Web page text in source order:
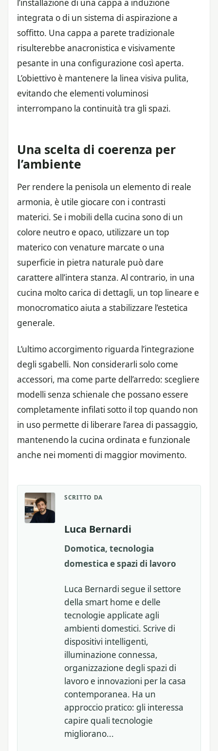
l’installazione di una cappa a induzione
integrata o di un sistema di aspirazione a
soffitto. Una cappa a parete tradizionale
risulterebbe anacronistica e visivamente
pesante in una configurazione così aperta.
L’obiettivo è mantenere la linea visiva pulita,
evitando che elementi voluminosi
interrompano la continuità tra gli spazi.
Una scelta di coerenza per
l’ambiente
Per rendere la penisola un elemento di reale
armonia, è utile giocare con i contrasti
materici. Se i mobili della cucina sono di un
colore neutro e opaco, utilizzare un top
materico con venature marcate o una
superficie in pietra naturale può dare
carattere all’intera stanza. Al contrario, in una
cucina molto carica di dettagli, un top lineare e
monocromatico aiuta a stabilizzare l’estetica
generale.
L’ultimo accorgimento riguarda l’integrazione
degli sgabelli. Non considerarli solo come
accessori, ma come parte dell’arredo: scegliere
modelli senza schienale che possano essere
completamente infilati sotto il top quando non
in uso permette di liberare l’area di passaggio,
mantenendo la cucina ordinata e funzionale
anche nei momenti di maggior movimento.
SCRITTO DA
Luca Bernardi
Domotica, tecnologia
domestica e spazi di lavoro
Luca Bernardi segue il settore
della smart home e delle
tecnologie applicate agli
ambienti domestici. Scrive di
dispositivi intelligenti,
illuminazione connessa,
organizzazione degli spazi di
lavoro e innovazioni per la casa
contemporanea. Ha un
approccio pratico: gli interessa
capire quali tecnologie
migliorano...